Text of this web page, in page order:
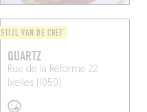
STIJL VAN DE CHEF
QUARTZ
Rue de la Réforme 22
Ixelles (1050)